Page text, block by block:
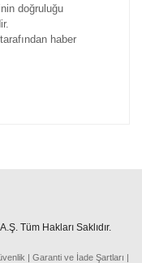
doğruluğu
haber
Tüm Hakları Saklıdır.
| Garanti ve İade Şartları |